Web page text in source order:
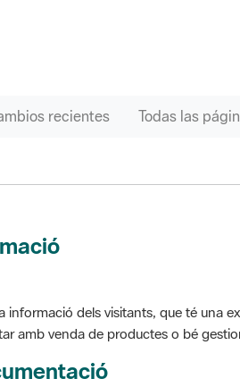
recientes Todas las
informació dels visitants, que té una
amb venda de productes o bé